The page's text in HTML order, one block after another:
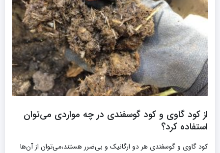
از کود گاوی و کود گوسفندی در چه مواردی می‌توان
استفاده کرد؟
کود گاوی و گوسفندی هر دو ارگانیک و بی‌ضرر هستند،می‌توان از آن‌ها